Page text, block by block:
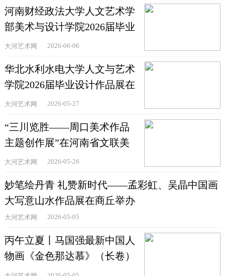
河南财经政法大学人文艺术学
部美术与设计学院2026届毕业
作品精品展举办
大河艺术网 2026-06-06
华北水利水电大学人文与艺术
学院2026届毕业设计作品展在
郑州举办
大河艺术网 2026-05-27
“三川览胜——周口美术作品
主题创作展”在河南省文联美
术馆举办
大河艺术网 2026-05-26
妙笔绘丹青 礼赞新时代——孟彩虹、吴晶中国画
大写意山水作品展在商丘举办
大河艺术网 2026-05-05
丙午立夏丨马国强最新中国人
物画《金色那达慕》（长卷）
作品欣赏